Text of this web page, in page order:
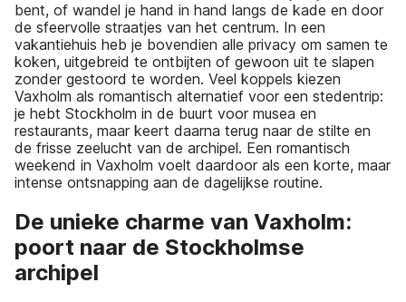
bent, of wandel je hand in hand langs de kade en door
de sfeervolle straatjes van het centrum. In een
vakantiehuis heb je bovendien alle privacy om samen te
koken, uitgebreid te ontbijten of gewoon uit te slapen
zonder gestoord te worden. Veel koppels kiezen
Vaxholm als romantisch alternatief voor een stedentrip:
je hebt Stockholm in de buurt voor musea en
restaurants, maar keert daarna terug naar de stilte en
de frisse zeelucht van de archipel. Een romantisch
weekend in Vaxholm voelt daardoor als een korte, maar
intense ontsnapping aan de dagelijkse routine.
De unieke charme van Vaxholm:
poort naar de Stockholmse
archipel